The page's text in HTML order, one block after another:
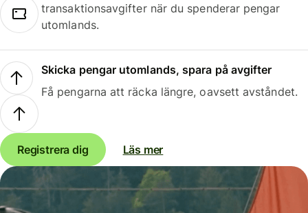
transaktionsavgifter när du spenderar pengar
utomlands.
Skicka pengar utomlands, spara på avgifter
Få pengarna att räcka längre, oavsett avståndet.
Registrera dig Läs mer